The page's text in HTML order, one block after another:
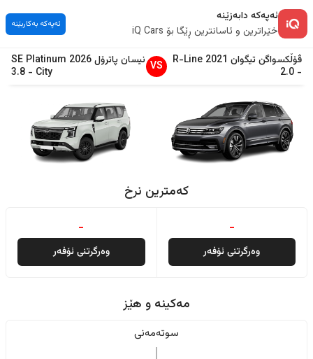
ئەپەکە دابەزێنە
خێراترین و ئاسانترین ڕێگا بۆ iQ Cars
ئەپەکە بەکاربێنە
ڤۆڵکسواگنتیگوان 2021
R-Line
-
2.0
VS نیسان پاترۆل2026
SE Platinum
City
-
3.8
کەمترین نرخ
-
وەرگرتنی ئۆفەر
-
وەرگرتنی ئۆفەر
مەکینە و هێز
سوتەمەنی